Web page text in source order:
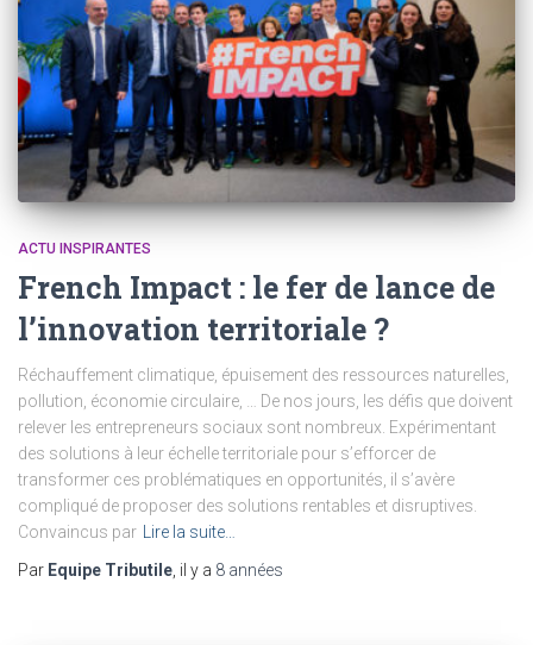
ACTU INSPIRANTES
French Impact : le fer de lance de
l’innovation territoriale ?
Réchauffement climatique, épuisement des ressources naturelles,
pollution, économie circulaire, … De nos jours, les défis que doivent
relever les entrepreneurs sociaux sont nombreux. Expérimentant
des solutions à leur échelle territoriale pour s’efforcer de
transformer ces problématiques en opportunités, il s’avère
compliqué de proposer des solutions rentables et disruptives.
Convaincus par
Lire la suite…
Par Equipe Tributile , il y a 8 années